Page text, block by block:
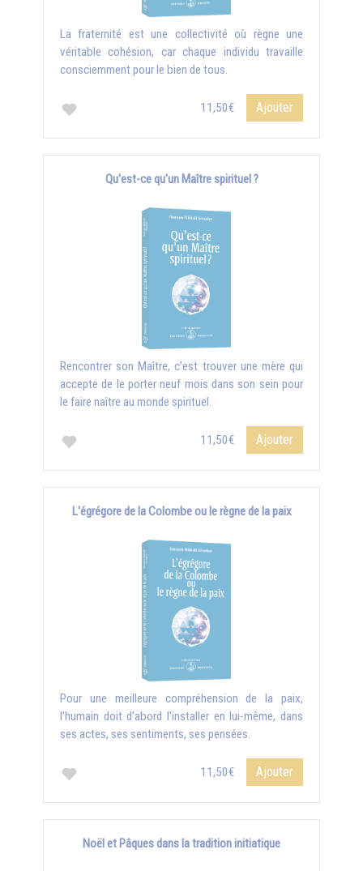
La fraternité est une collectivité où règne une
véritable cohésion, car chaque individu travaille
consciemment pour le bien de tous.
11,50€ Ajouter
Qu'est-ce qu'un Maître spirituel ?
Rencontrer son Maître, c’est trouver une mère qui
accepte de le porter neuf mois dans son sein pour
le faire naître au monde spirituel.
11,50€ Ajouter
L'égrégore de la Colombe ou le règne de la paix
Pour une meilleure compréhension de la paix,
l'humain doit d’abord l'installer en lui-même, dans
ses actes, ses sentiments, ses pensées.
11,50€ Ajouter
Noël et Pâques dans la tradition initiatique